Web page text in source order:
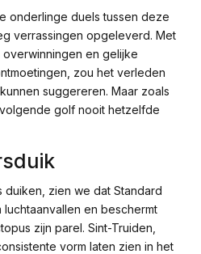
onderlinge duels tussen deze
verrassingen opgeleverd. Met
en gelijke
zou het verleden
suggereren. Maar zoals
golf nooit hetzelfde
zien we dat Standard
en beschermt
zijn parel. Sint-Truiden,
vorm laten zien in het